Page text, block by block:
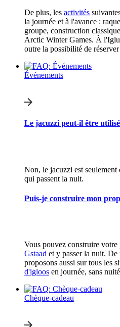
De plus, les activités
la journée et à l'avance :
groupe, construction
Arctic Winter Games. À
outre la possibilité de
Événements
Le jacuzzi peut-il être
Non, le jacuzzi est
qui passent la nuit.
Puis-je construire mon
Vous pouvez construire
Gstaad et y passer la nuit. De
proposons aussi sur tous les
d'igloos en journée, sans
Chèque-cadeau